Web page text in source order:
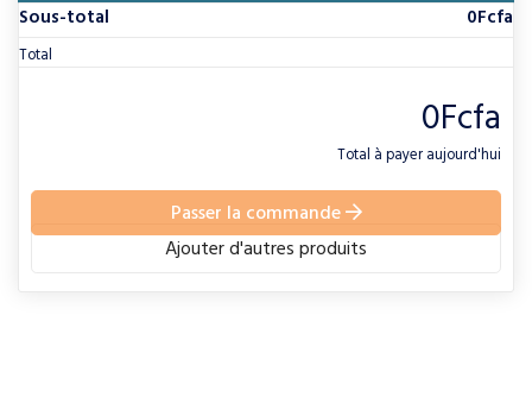
Sous-total 0Fcfa
Total
0Fcfa
Total à payer aujourd'hui
Passer la commande
Ajouter d'autres produits